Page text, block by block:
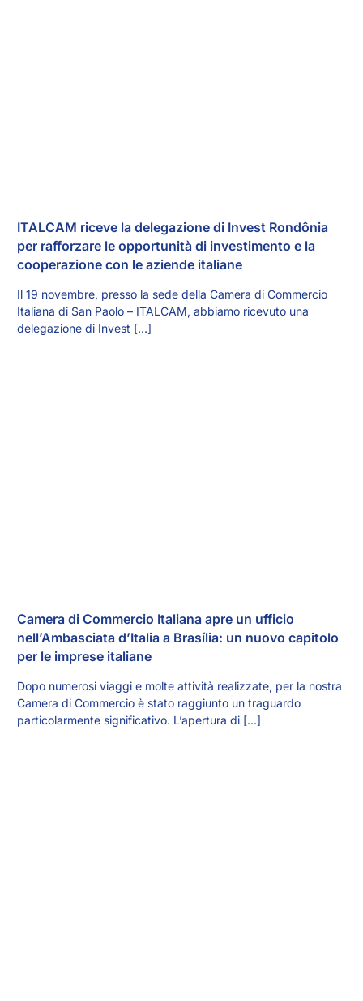
ITALCAM riceve la delegazione di Invest Rondônia
per rafforzare le opportunità di investimento e la
cooperazione con le aziende italiane
Il 19 novembre, presso la sede della Camera di Commercio
Italiana di San Paolo – ITALCAM, abbiamo ricevuto una
delegazione di Invest […]
Camera di Commercio Italiana apre un ufficio
nell’Ambasciata d’Italia a Brasília: un nuovo capitolo
per le imprese italiane
Dopo numerosi viaggi e molte attività realizzate, per la nostra
Camera di Commercio è stato raggiunto un traguardo
particolarmente significativo. L’apertura di […]